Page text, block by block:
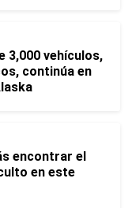
3,000 vehículos,
continúa en
encontrar el
en este